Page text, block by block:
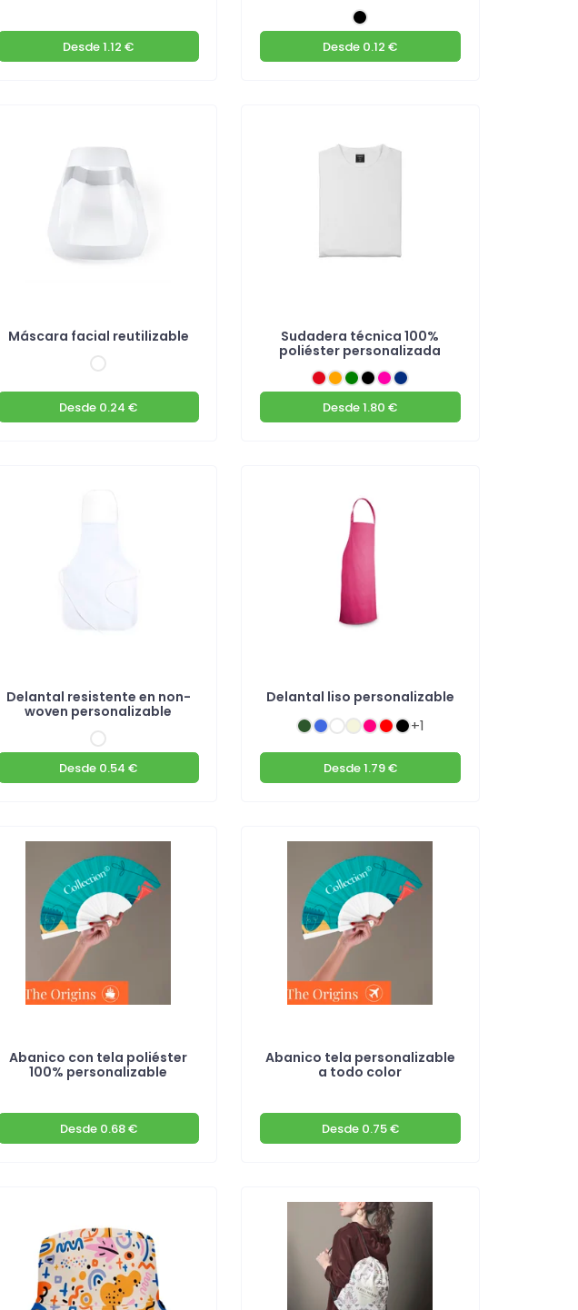
Desde1.12 € Desde 0.12 €
Máscara facial reutilizable
Desde 0.24 €
Sudadera técnica 100%
poliéster personalizada
Desde1.80 €
Delantal resistente en non-
woven personalizable
Desde 0.54 €
Delantal liso personalizable
+1
Desde1.79 €
Abanico con tela poliéster
100% personalizable
Desde0.68 €
Abanico tela personalizable
a todo color
Desde0.75 €